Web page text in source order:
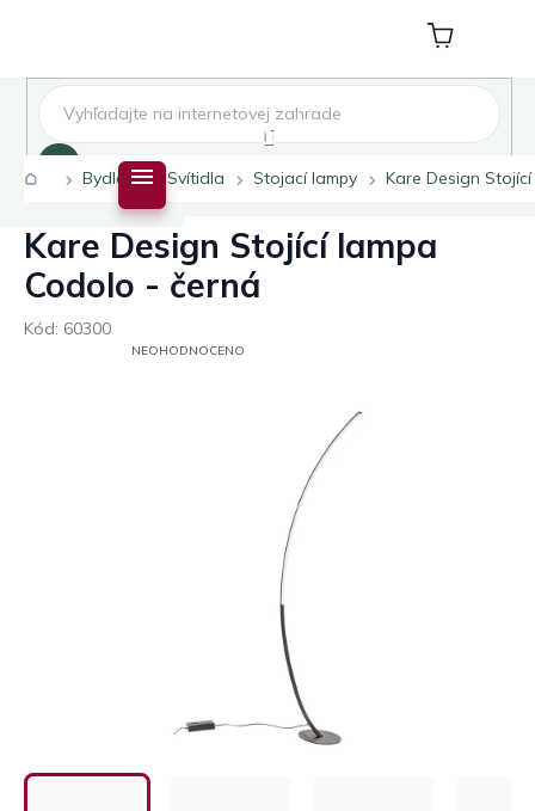
Nákupní
košík
DomůBydlení Svítidla Stojací lampy Kare Design
Kare Design Stojící lampa
Codolo - černá
Kód: 60300
PRŮMĚRNÉNEOHODNOCENO